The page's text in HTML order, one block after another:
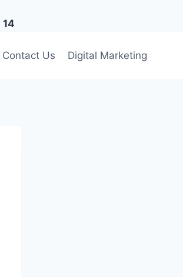
14
Contact Us Digital Marketing